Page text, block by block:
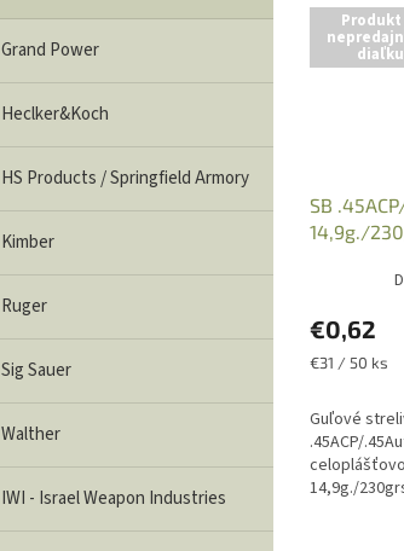
Grand Power
Heclker&Koch
HS Products / Springfield Armory
Kimber
Ruger
Sig Sauer
Walther
IWI - Israel Weapon Industries
diaľku
SB
14,9g./
€0,62
Jednotková
€31 / 50 ks
Guľové
.45ACP/
14,9g./